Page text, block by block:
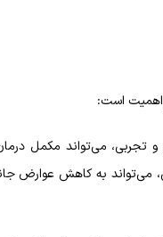
اهمیت است:
می‌تواند مکمل
می‌تواند به کاهش عوارض